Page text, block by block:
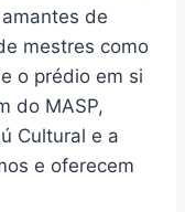
de
mestres como
o prédio em si
do MASP,
Cultural e a
e oferecem